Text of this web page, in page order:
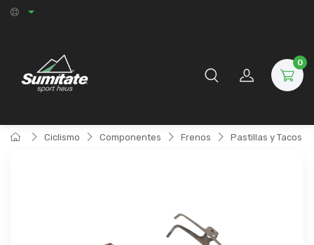
0
Ciclismo Componentes Frenos Pastillas y Tacos